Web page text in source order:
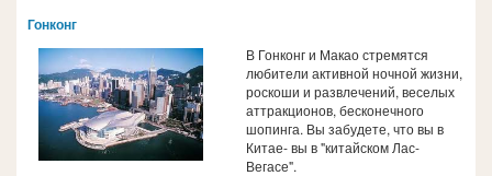
Гонконг
В Гонконг и Макао стремятся
любители активной ночной жизни,
роскоши и развлечений, веселых
аттракционов, бесконечного
шопинга. Вы забудете, что вы в
Китае- вы в "китайском Лас-
Вегасе".